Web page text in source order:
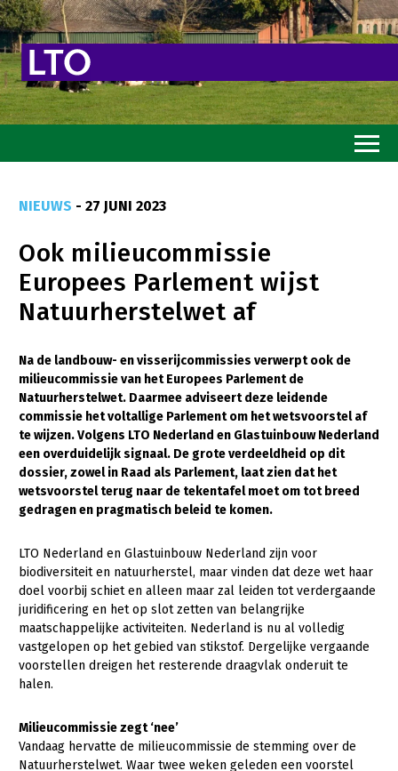
Goed eten
Mooi groen
Sterk ondernemerschap
Transitiepaden
Thema’s
Gezonde planten
Gezonde dieren
Natuur, klimaat en energie
Platteland en omgeving
Mens, ondernemerschap en onderwijs
Internationaal
Sectoren
Biologische Landbouw
Geitenhouderij
Plant
Akkerbouw
Multifunctionele landbouw
NIEUWS - 27 JUNI 2023
Ook milieucommissie
Europees Parlement wijst
Natuurherstelwet af
Na de landbouw- en visserijcommissies verwerpt ook de
milieucommissie van het Europees Parlement de
Natuurherstelwet. Daarmee adviseert deze leidende
commissie het voltallige Parlement om het wetsvoorstel af
te wijzen. Volgens LTO Nederland en Glastuinbouw Nederland
een overduidelijk signaal. De grote verdeeldheid op dit
dossier, zowel in Raad als Parlement, laat zien dat het
wetsvoorstel terug naar de tekentafel moet om tot breed
gedragen en pragmatisch beleid te komen.
LTO Nederland en Glastuinbouw Nederland zijn voor
biodiversiteit en natuurherstel, maar vinden dat deze wet haar
doel voorbij schiet en alleen maar zal leiden tot verdergaande
juridificering en het op slot zetten van belangrijke
maatschappelijke activiteiten. Nederland is nu al volledig
vastgelopen op het gebied van stikstof. Dergelijke vergaande
voorstellen dreigen het resterende draagvlak onderuit te
halen.
Milieucommissie zegt ‘nee’
Vandaag hervatte de milieucommissie de stemming over de
Natuurherstelwet. Waar twee weken geleden een voorstel